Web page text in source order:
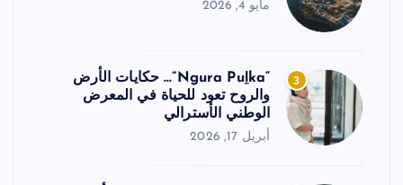
مايو 4, 2026
3
“Ngura Puḻka”… حكايات الأرض
والروح تعود للحياة في المعرض
الوطني الأسترالي
أبريل 17, 2026